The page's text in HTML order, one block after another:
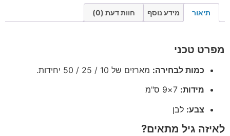
תיאור מידע נוסף חוות דעת (0)
מפרט טכני
כמות לבחירה: מארזים של 10 / 25 / 50 יחידות.
מידות:
צבע: לבן
לאיזה גיל מתאים?